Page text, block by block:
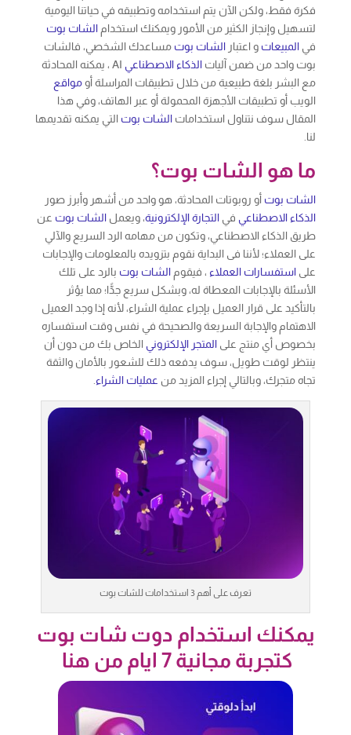
فكرة فقط، ولكن الآن يتم استخدامه وتطبيقه في حياتنا اليومية
لتسهيل وإنجاز الكثير من الأمور ويمكنك استخدام الشات بوت
في المبيعات و اعتبار الشات بوت مساعدك الشخصي، فالشات
بوت واحد من ضمن آليات الذكاء الاصطناعي
AI ، يمكنه المحادثة
مع البشر بلغة طبيعية من خلال تطبيقات المراسلة أومواقع
الويب أو تطبيقات الأجهزة المحمولة أو عبر الهاتف، وفي هذا
المقال سوف نتناول استخدامات الشات بوت التي يمكنه تقديمها
لنا.
ما هو الشات بوت؟
الشات بوت أو روبوتات المحادثة، هو واحد من أشهر وأبرز صور
الذكاء الاصطناعي في التجارة الإلكترونية، ويعمل الشات بوت عن
طريق الذكاء الاصطناعي، وتكون من مهامه الرد السريع والآلي
على العملاء؛ لأننا فى البداية نقوم بتزويده بالمعلومات والإجابات
على استفسارات العملاء ، فيقوم الشات بوت بالرد على تلك
الأسئلة بالإجابات المعطاة له، وبشكل سريع جدًّا؛ مما يؤثر
بالتأكيد على قرار العميل بإجراء عملية الشراء، لأنه إذا وجد العميل
الاهتمام والإجابة السريعة والصحيحة في نفس وقت استفساره
بخصوص أي منتج على المتجر الإلكتروني الخاص بك من دون أن
ينتظر لوقت طويل، سوف يدفعه ذلك للشعور بالأمان والثقة
تجاه متجرك، وبالتالي إجراء المزيد من عمليات الشراء.
تعرف على أهم 3 استخدامات للشات بوت
يمكنك استخدام دوت شات بوت
كتجربة مجانية 7 ايام
من هنا